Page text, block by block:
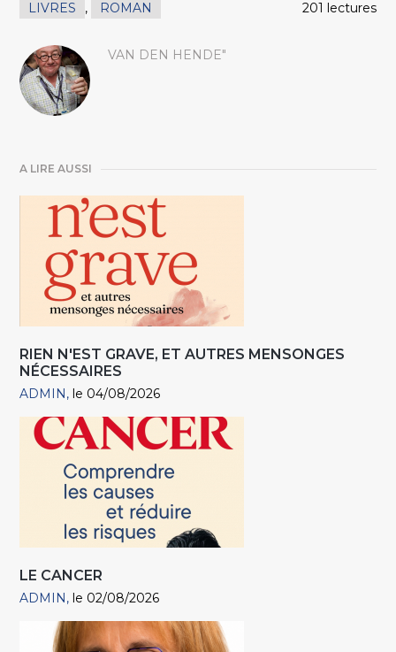
LIVRES , ROMAN 201 lectures
VAN DEN HENDE"
A LIRE AUSSI
RIEN N'EST GRAVE, ET AUTRES MENSONGES
NÉCESSAIRES
ADMIN le 04/08/2026
LE CANCER
ADMIN le 02/08/2026